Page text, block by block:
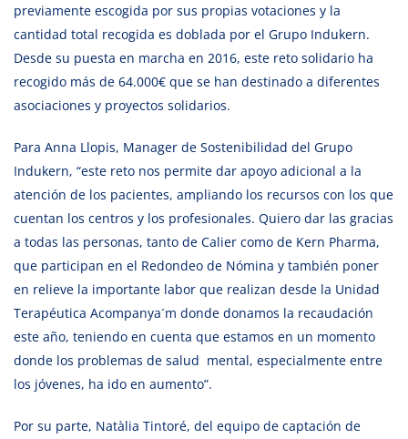
previamente escogida por sus propias votaciones y la
cantidad total recogida es doblada por el Grupo Indukern.
Desde su puesta en marcha en 2016, este reto solidario ha
recogido más de 64.000€ que se han destinado a diferentes
asociaciones y proyectos solidarios.
Para Anna Llopis, Manager de Sostenibilidad del Grupo
Indukern, “este reto nos permite dar apoyo adicional a la
atención de los pacientes, ampliando los recursos con los que
cuentan los centros y los profesionales. Quiero dar las gracias
a todas las personas, tanto de Calier como de Kern Pharma,
que participan en el Redondeo de Nómina y también poner
en relieve la importante labor que realizan desde la Unidad
Terapéutica Acompanya´m donde donamos la recaudación
este año, teniendo en cuenta que estamos en un momento
donde los problemas de salud mental, especialmente entre
los jóvenes, ha ido en aumento”.
Por su parte, Natàlia Tintoré, del equipo de captación de